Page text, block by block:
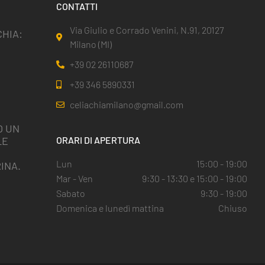
UN
CONTATTI
Via Giulio e Corrado Venini, N.91, 20127
Milano (MI)
+39 02 26110687
+39 346 5890331
celiachiamilano@gmail.com
ORARI DI APERTURA
Lun
15:00 - 19:00
Mar - Ven
9:30 - 13:30 e 15:00 - 19:00
Sabato
9:30 - 19:00
Domenica e lunedì mattina
Chiuso